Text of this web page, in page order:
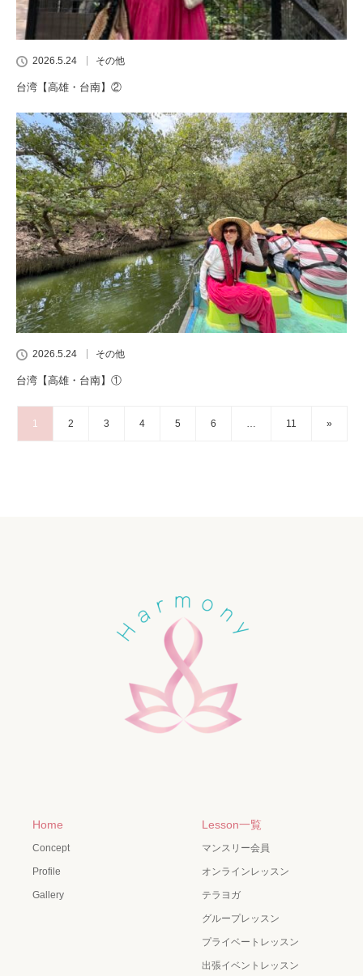
2026.5.24 その他
台湾【高雄・台南】②
2026.5.24 その他
台湾【高雄・台南】①
1 2 3 4 5 6 … 11 »
Home
Concept
Profile
Gallery
Lesson一覧
マンスリー会員
オンラインレッスン
テラヨガ
グループレッスン
プライベートレッスン
出張イベントレッスン